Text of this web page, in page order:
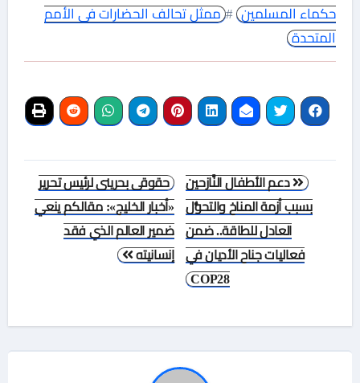
حكماء المسلمين # ممثل تحالف الحضارات فى الأمم
المتحدة
تصفّح
المقالات
حقوقى بحرينى لرئيس تحرير
«أخبار الخليج»: مقالكم ينعي
ضمير العالم الذي فقد
إنسانيته
دعم الأطفال النَّازحين
بسبب أزمة المناخ والتحوُّل
العادل للطاقة.. ضمن
فعاليات جناح الأديان في
COP28